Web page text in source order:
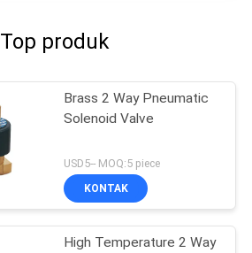
Top produk
Brass 2 Way Pneumatic
Solenoid Valve
USD5-- MOQ:5 piece
KONTAK
High Temperature 2 Way